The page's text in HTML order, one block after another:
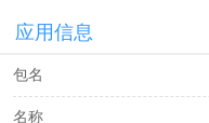
应用信息
包名
名称